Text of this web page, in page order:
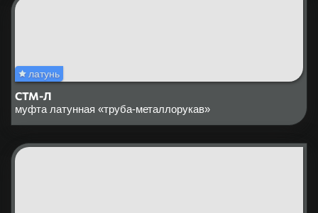
латунь
СТМ-Л
муфта латунная «труба-металлорукав»